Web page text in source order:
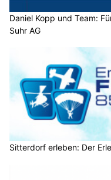
Daniel Kopp und Team:
Suhr AG
Sitterdorf erleben: Der